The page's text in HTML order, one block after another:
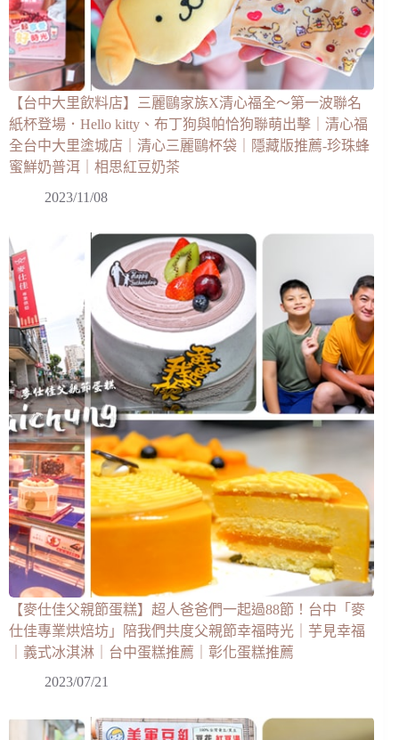
【台中大里飲料店】三麗鷗家族X清心福全～第一波聯名
紙杯登場．Hello kitty、布丁狗與帕恰狗聯萌出擊｜清心福
全台中大里塗城店｜清心三麗鷗杯袋｜隱藏版推薦-珍珠蜂
蜜鮮奶普洱｜相思紅豆奶茶
2023/11/08
【麥仕佳父親節蛋糕】超人爸爸們一起過88節！台中「麥
仕佳專業烘焙坊」陪我們共度父親節幸福時光｜芋見幸福
｜義式冰淇淋｜台中蛋糕推薦｜彰化蛋糕推薦
2023/07/21